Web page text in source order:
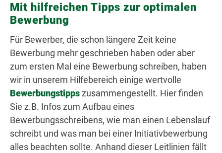
Mit hilfreichen Tipps zur optimalen
Bewerbung
Für Bewerber, die schon längere Zeit keine
Bewerbung mehr geschrieben haben oder aber
zum ersten Mal eine Bewerbung schreiben, haben
wir in unserem Hilfebereich einige wertvolle
Bewerbungstippszusammengestellt. Hier finden
Sie z.B. Infos zum Aufbau eines
Bewerbungsschreibens, wie man einen Lebenslauf
schreibt und was man bei einer Initiativbewerbung
alles beachten sollte. Anhand dieser Leitlinien fällt